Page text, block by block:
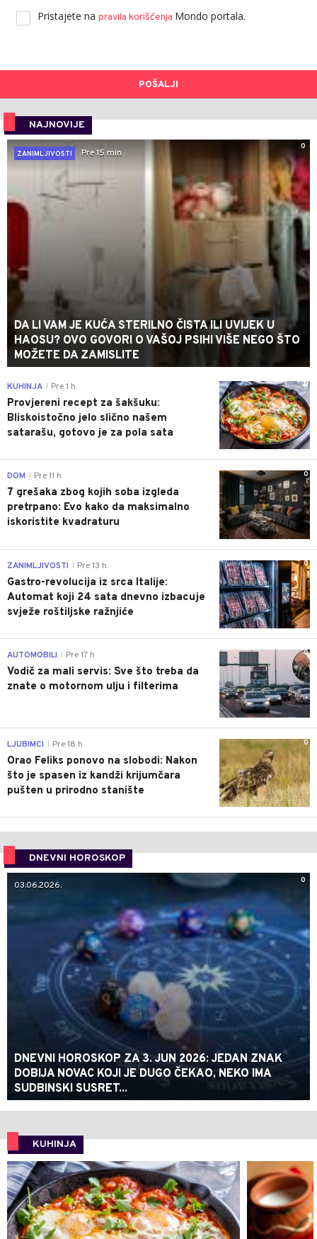
Pristajete na pravila korišćenja Mondo portala.
POŠALJI
NAJNOVIJE
0
ZANIMLJIVOSTI
Pre 15 min
DA LI VAM JE KUĆA STERILNO ČISTA ILI UVIJEK U
HAOSU? OVO GOVORI O VAŠOJ PSIHI VIŠE NEGO ŠTO
MOŽETE DA ZAMISLITE
0
KUHINJA Pre 1 h
Provjereni recept za šakšuku:
Bliskoistočno jelo slično našem
satarašu, gotovo je za pola sata
0
DOM Pre 11 h
7 grešaka zbog kojih soba izgleda
pretrpano: Evo kako da maksimalno
iskoristite kvadraturu
0
ZANIMLJIVOSTI Pre 13 h
Gastro-revolucija iz srca Italije:
Automat koji 24 sata dnevno izbacuje
svježe roštiljske ražnjiće
0
AUTOMOBILI Pre 17 h
Vodič za mali servis: Sve što treba da
znate o motornom ulju i filterima
0
LJUBIMCI Pre 18 h
Orao Feliks ponovo na slobodi: Nakon
što je spasen iz kandži krijumčara
pušten u prirodno stanište
DNEVNI HOROSKOP
0
03.06.2026.
DNEVNI HOROSKOP ZA 3. JUN 2026: JEDAN ZNAK
DOBIJA NOVAC KOJI JE DUGO ČEKAO, NEKO IMA
SUDBINSKI SUSRET...
KUHINJA
0